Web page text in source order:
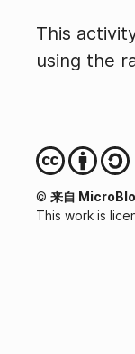
This
using the
© 来自
This work is